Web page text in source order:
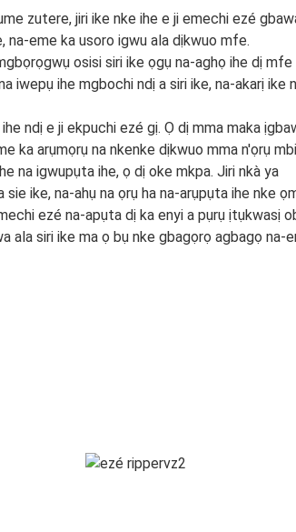
zutere, jiri ike nke ihe e ji emechi ezé
na-eme ka usoro igwu ala dịkwuo mfe.
osisi siri ike ọgụ na-aghọ ihe dị mfe
iwepụ ihe mgbochi ndị a siri ike, na-akarị ike
ndị e ji ekpuchi ezé gị. Ọ dị mma maka
ka arụmọrụ na nkenke dịkwuo mma n'ọrụ
na igwupụta ihe, ọ dị oke mkpa. Jiri nkà ya
ike, na-ahụ na ọrụ ha na-arụpụta ihe nke
ezé na-apụta dị ka enyi a pụrụ ịtụkwasị
ala siri ike ma ọ bụ nke gbagọrọ agbagọ na-